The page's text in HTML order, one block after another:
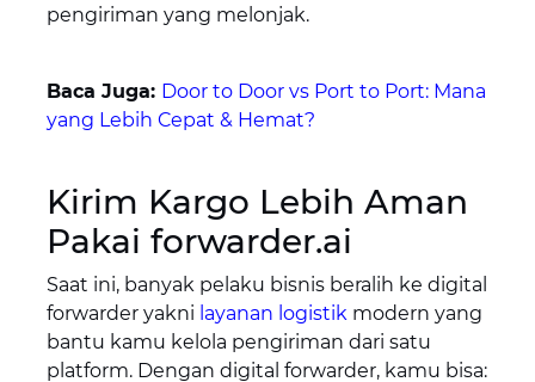
pengiriman yang melonjak.
Baca Juga: Door to Door vs Port to Port: Mana
yang Lebih Cepat & Hemat?
Kirim Kargo Lebih Aman
Pakai forwarder.ai
Saat ini, banyak pelaku bisnis beralih ke digital
forwarder yakni layanan logistikmodern yang
bantu kamu kelola pengiriman dari satu
platform. Dengan digital forwarder, kamu bisa: